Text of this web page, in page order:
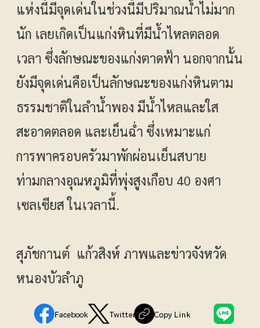
แห่งนี้มีจุดเด่นในช่วงนี้มีปริมาณน้ำไม่มาก
นัก เลยเกิดเป็นแก่งหินที่มีน้ำไหลตลอด
เวลา ซึ่งลักษณะของแก่งตาดฟ้า นอกจากนั้น
ยังมีจุดเด่นคือเป็นลักษณะของแก่งหินตาม
ธรรมชาติในลำน้ำพอง มีน้ำไหลและใส
สะอาดตลอด และเย็นฉ่ำ ซึ่งเหมาะแก่
การพาครอบครัวมาพักผ่อนเย็นสบาย
ท่ามกลางอุณหภูมิที่พุ่งสูงเกือบ 40 องศา
เซลเซียส ในเวลานี้.
สุภัชกานต์ แก้วสิงห์ ภาพและข่าวจังหวัด
หนองบัวลำภู
Facebook Twitter Copy Link